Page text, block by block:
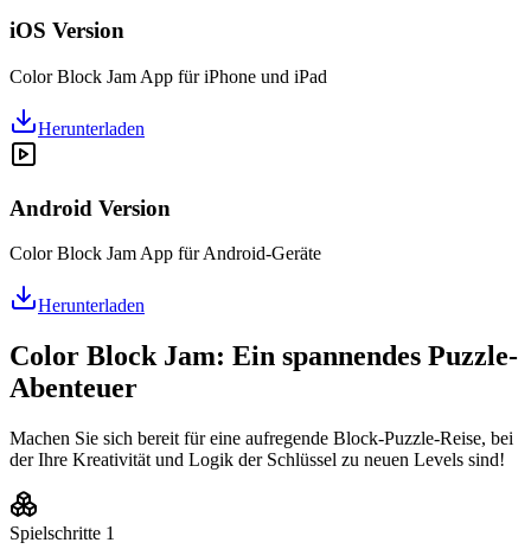
iOS Version
Color Block Jam App für iPhone und iPad
Herunterladen
Android Version
Color Block Jam App für Android-Geräte
Herunterladen
Color Block Jam: Ein spannendes Puzzle-
Abenteuer
Machen Sie sich bereit für eine aufregende Block-Puzzle-Reise, bei
der Ihre Kreativität und Logik der Schlüssel zu neuen Levels sind!
Spielschritte 1